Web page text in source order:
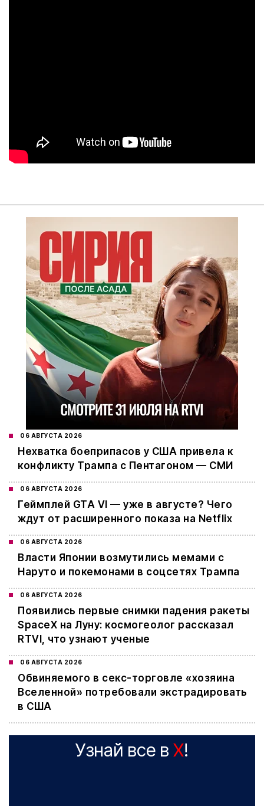
06 АВГУСТА 2026
Нехватка боеприпасов у США привела к
конфликту Трампа с Пентагоном — СМИ
06 АВГУСТА 2026
Геймплей GTA VI — уже в августе? Чего
ждут от расширенного показа на Netflix
06 АВГУСТА 2026
Власти Японии возмутились мемами с
Наруто и покемонами в соцсетях Трампа
06 АВГУСТА 2026
Появились первые снимки падения ракеты
SpaceX на Луну: космогеолог рассказал
RTVI, что узнают ученые
06 АВГУСТА 2026
Обвиняемого в секс-торговле «хозяина
Вселенной» потребовали экстрадировать
в США
Узнай все в X!